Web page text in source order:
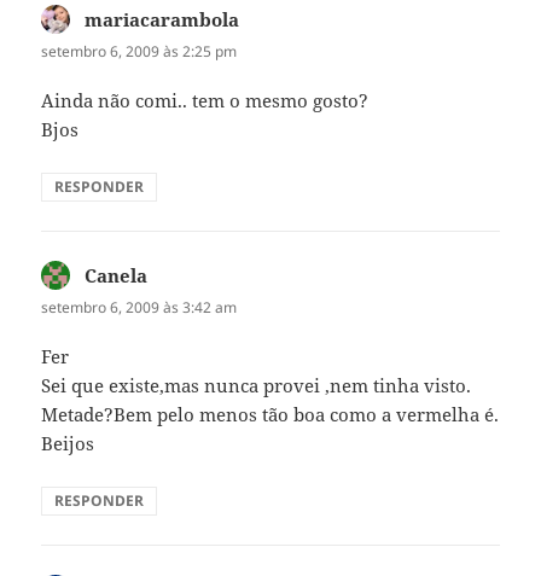
mariacarambola
setembro 6, 2009 às 2:25 pm
Ainda não comi.. tem o mesmo gosto?
Bjos
RESPONDER
Canela
setembro 6, 2009 às 3:42 am
Fer
Sei que existe,mas nunca provei ,nem tinha visto.
Metade?Bem pelo menos tão boa como a vermelha é.
Beijos
RESPONDER